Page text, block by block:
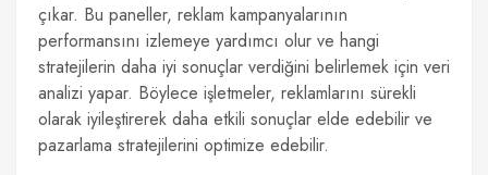
çıkar. Bu paneller, reklam kampanyalarının
performansını izlemeye yardımcı olur ve hangi
stratejilerin daha iyi sonuçlar verdiğini belirlemek için veri
analizi yapar. Böylece işletmeler, reklamlarını sürekli
olarak iyileştirerek daha etkili sonuçlar elde edebilir ve
pazarlama stratejilerini optimize edebilir.